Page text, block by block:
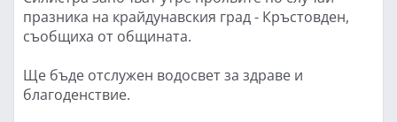
празника на крайдунавския град - Кръстовден,
съобщиха от общината.
Ще бъде отслужен водосвет за здраве и
благоденствие.